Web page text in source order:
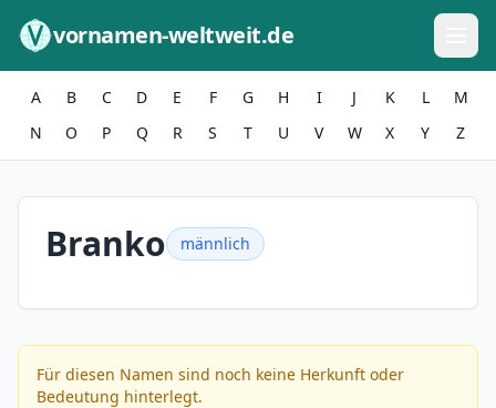
vornamen-weltweit.de
A B C D E F G H I J K L
M
N
O P Q R S T U V W X Y Z
Branko männlich
Für diesen Namen sind noch keine Herkunft oder
Bedeutung hinterlegt.